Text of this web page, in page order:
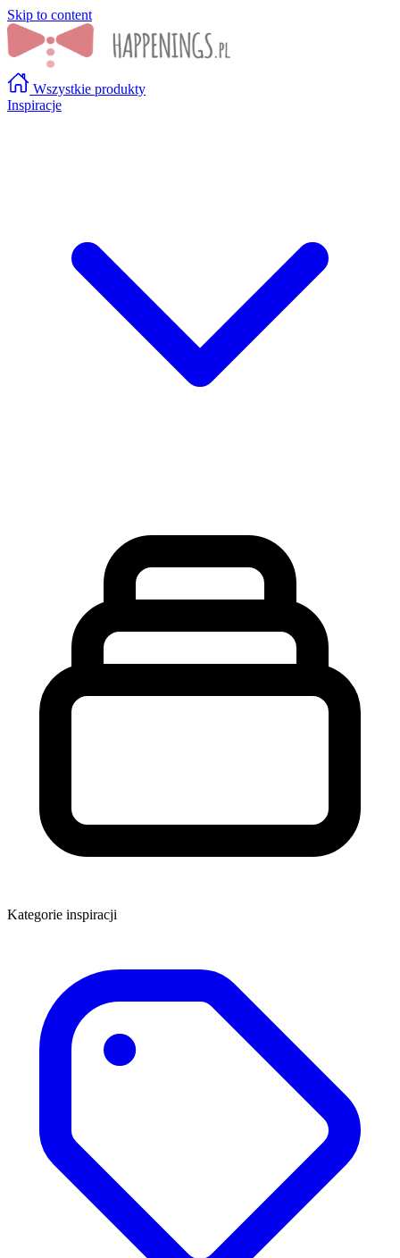
Skip to content
Wszystkie produkty
Inspiracje
Kategorie inspiracji